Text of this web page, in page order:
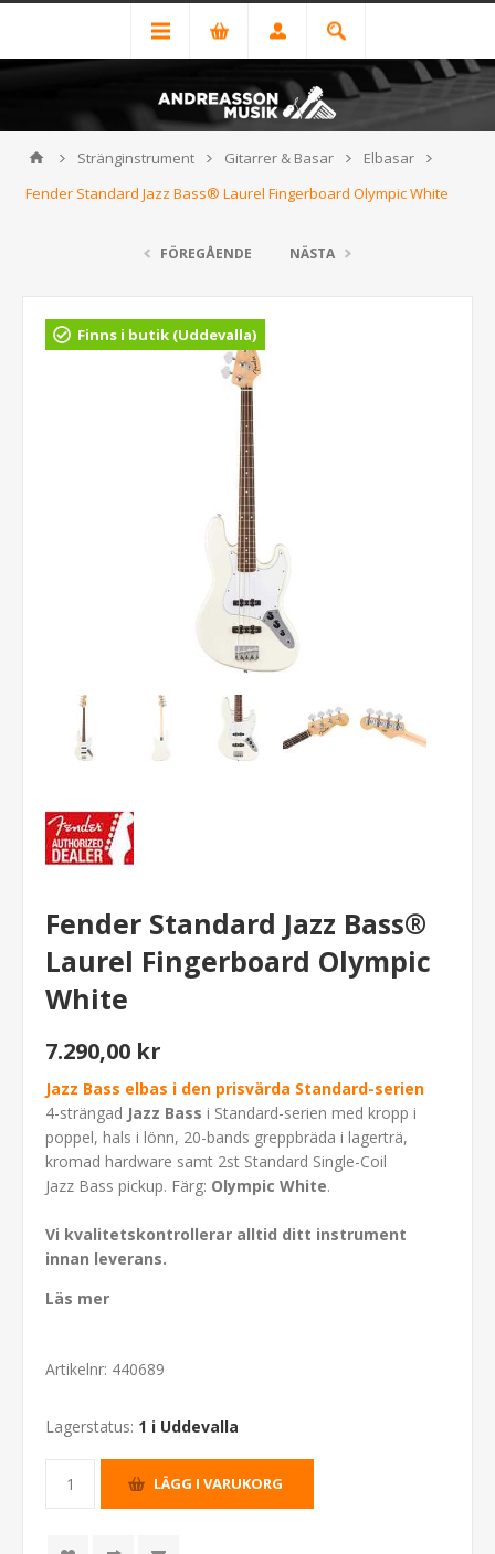
Stränginstrument Gitarrer & Basar
Elbasar
Fender Standard Jazz Bass® Laurel Fingerboard Olympic White
FÖREGÅENDE NÄSTA
Finns i butik (Uddevalla)
Fender Standard Jazz Bass®
Laurel Fingerboard Olympic
White
7.290,00 kr
Jazz Bass elbas i den prisvärda Standard-serien
4-strängad Jazz Bass i Standard-serien med kropp i
poppel, hals i lönn, 20-bands greppbräda i lagerträ,
kromad hardware samt 2st Standard Single-Coil
Jazz Bass pickup. Färg: Olympic White.
Vi kvalitetskontrollerar alltid ditt instrument
innan leverans.
Läs mer
Artikelnr: 440689
Lagerstatus: 1 i Uddevalla